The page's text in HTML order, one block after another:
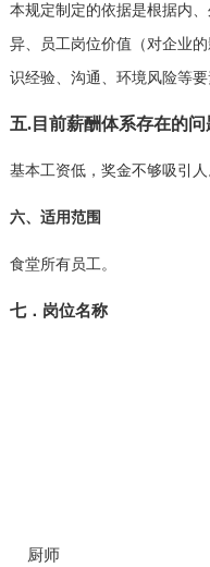
本规定制定的依据是根据内
异、员工岗位价值（对企业
识经验、沟通、环境风险等
五.目前薪酬体系存在的问
基本工资低，奖金不够吸引
六、适用范围
食堂所有员工。
七．岗位名称
厨师